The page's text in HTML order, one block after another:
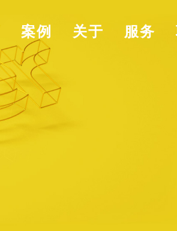
案例 关于 服务